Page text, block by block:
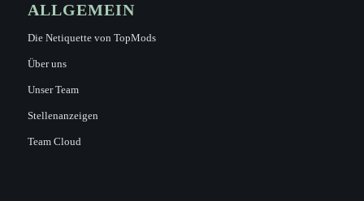
ALLGEMEIN
Die Netiquette von TopMods
Über uns
Unser Team
Stellenanzeigen
Team Cloud